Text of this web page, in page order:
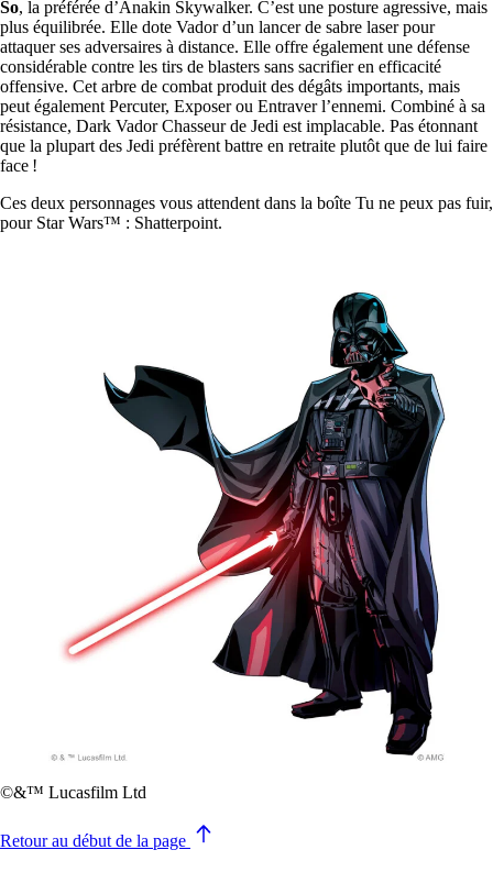
So, la préférée d’Anakin Skywalker. C’est une posture agressive, mais
plus équilibrée. Elle dote Vador d’un lancer de sabre laser pour
attaquer ses adversaires à distance. Elle offre également une défense
considérable contre les tirs de blasters sans sacrifier en efficacité
offensive. Cet arbre de combat produit des dégâts importants, mais
peut également Percuter, Exposer ou Entraver l’ennemi. Combiné à sa
résistance, Dark Vador Chasseur de Jedi est implacable. Pas étonnant
que la plupart des Jedi préfèrent battre en retraite plutôt que de lui faire
face !
Ces deux personnages vous attendent dans la boîte Tu ne peux pas fuir,
pour Star Wars™ : Shatterpoint.
©&™ Lucasfilm Ltd
Retour au début de la page